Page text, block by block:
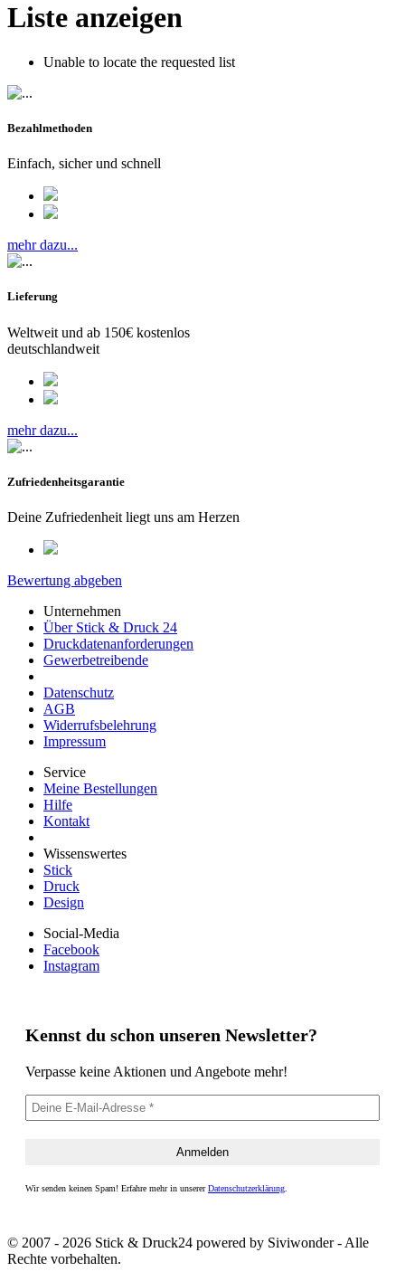
Liste anzeigen
Unable to locate the requested list
Bezahlmethoden
Einfach, sicher und schnell
mehr dazu...
Lieferung
Weltweit und ab 150€ kostenlos
deutschlandweit
mehr dazu...
Zufriedenheitsgarantie
Deine Zufriedenheit liegt uns am Herzen
Bewertung abgeben
Unternehmen
Über Stick & Druck 24
Druckdatenanforderungen
Gewerbetreibende
Datenschutz
AGB
Widerrufsbelehrung
Impressum
Service
Meine Bestellungen
Hilfe
Kontakt
Wissenswertes
Stick
Druck
Design
Social-Media
Facebook
Instagram
Kennst du schon unseren Newsletter?
Verpasse keine Aktionen und Angebote mehr!
Wir senden keinen Spam! Erfahre mehr in unsererDatenschutzerklärung
© 2007 - 2026 Stick & Druck24 powered by Siviwonder - Alle
Rechte vorbehalten.